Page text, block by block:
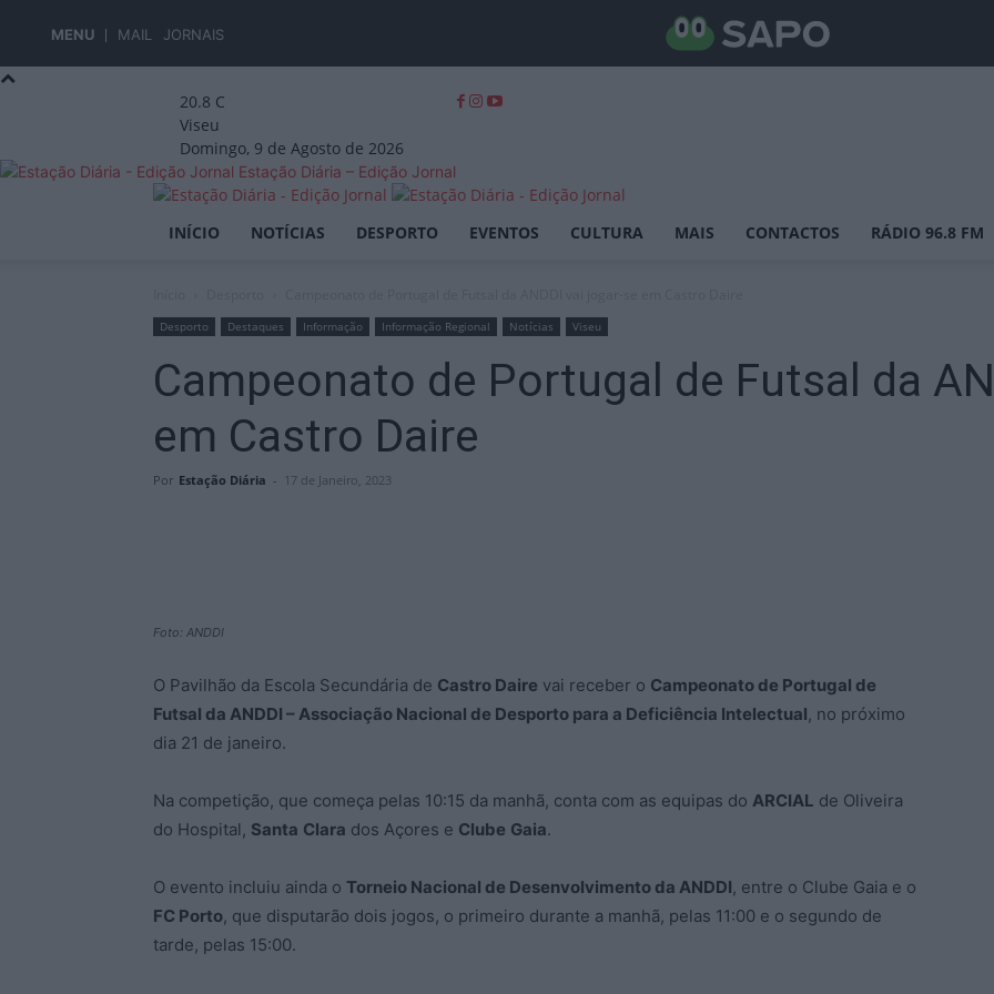
MENU MAIL JORNAIS
20.8 C
Viseu
Domingo, 9 de Agosto de 2026
Estação Diária – Edição Jornal
INÍCIO NOTÍCIAS DESPORTO EVENTOS CULTURA MAIS CONTACTOS RÁDIO 96.8 FM
Desporto Destaques Informação Informação Regional Notícias Viseu
Campeonato de Portugal de Futsal da
em Castro Daire
Por Estação Diária - 17 de Janeiro, 2023
Foto: ANDDI
O Pavilhão da Escola Secundária de Castro Daire vai receber o Campeonato de Portugal de
Futsal da ANDDI – Associação Nacional de Desporto para a Deficiência Intelectual, no próximo
dia 21 de janeiro.
Na competição, que começa pelas 10:15 da manhã, conta com as equipas do ARCIAL de Oliveira
do Hospital, Santa Clara dos Açores e Clube Gaia.
O evento incluiu ainda o Torneio Nacional de Desenvolvimento da ANDDI, entre o Clube Gaia e o
FC Porto, que disputarão dois jogos, o primeiro durante a manhã, pelas 11:00 e o segundo de
tarde, pelas 15:00.